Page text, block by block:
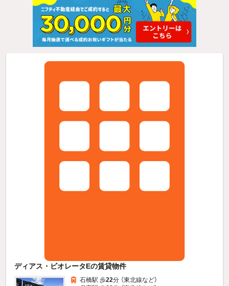
ディアス・ビオレータEの賃貸物件
石橋駅 歩22分 （東北線など）